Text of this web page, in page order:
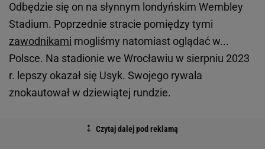
Odbędzie się on na słynnym londyńskim Wembley
Stadium. Poprzednie stracie pomiędzy tymi
zawodnikami mogliśmy natomiast oglądać w...
Polsce. Na stadionie we Wrocławiu w sierpniu 2023
r. lepszy okazał się Usyk. Swojego rywala
znokautował w dziewiątej rundzie.